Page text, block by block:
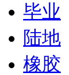
毕业
陆地
橡胶